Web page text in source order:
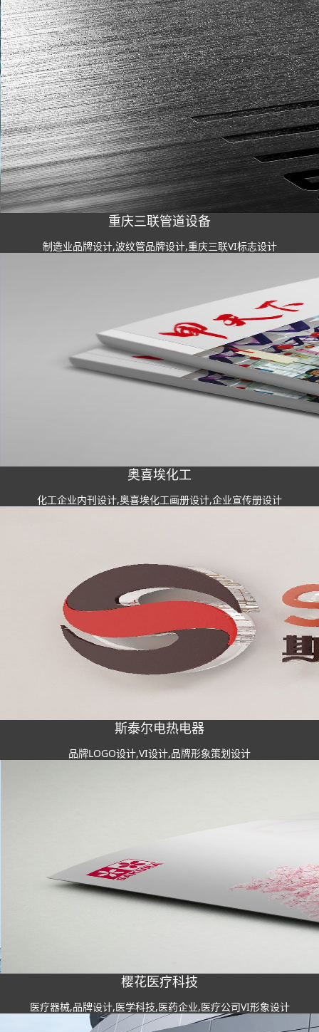
重庆三联管道设备
制造业品牌设计,波纹管品牌设计,重庆三联VI标志设计
奥喜埃化工
化工企业内刊设计,奥喜埃化工画册设计,企业宣传册设计
斯泰尔电热电器
品牌LOGO设计,VI设计,品牌形象策划设计
樱花医疗科技
医疗器械,品牌设计,医学科技,医药企业,医疗公司VI形象设计